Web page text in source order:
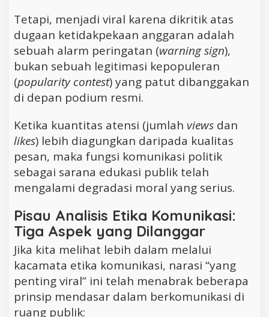
Tetapi, menjadi viral karena dikritik atas
dugaan ketidakpekaan anggaran adalah
sebuah alarm peringatan (warning sign),
bukan sebuah legitimasi kepopuleran
(popularity contest) yang patut dibanggakan
di depan podium resmi.
Ketika kuantitas atensi (jumlah views dan
likes) lebih diagungkan daripada kualitas
pesan, maka fungsi komunikasi politik
sebagai sarana edukasi publik telah
mengalami degradasi moral yang serius.
Pisau Analisis Etika Komunikasi:
Tiga Aspek yang Dilanggar
Jika kita melihat lebih dalam melalui
kacamata etika komunikasi, narasi “yang
penting viral” ini telah menabrak beberapa
prinsip mendasar dalam berkomunikasi di
ruang publik: